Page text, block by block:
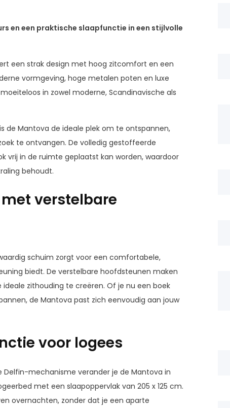
en een praktische slaapfunctie in een stijlvolle
een strak design met hoog zitcomfort en een
vormgeving, hoge metalen poten en luxe
in zowel moderne, Scandinavische als
de Mantova de ideale plek om te ontspannen,
te ontvangen. De volledig gestoffeerde
vrij in de ruimte geplaatst kan worden, waardoor
behoudt.
verstelbare
schuim zorgt voor een comfortabele,
biedt. De verstelbare hoofdsteunen maken
zithouding te creëren. Of je nu een boek
de Mantova past zich eenvoudig aan jouw
voor logees
Delfin-mechanisme verander je de Mantova in
met een slaapoppervlak van 205 x 125 cm.
overnachten, zonder dat je een aparte